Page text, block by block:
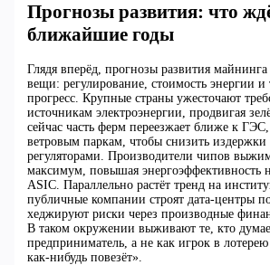
Прогнозы развития: что
ближайшие годы
Глядя вперёд, прогнозы развития
вещи: регулирование, стоимость энергии и
прогресс. Крупные страны ужесточают
источникам электроэнергии, продвигая
сейчас часть ферм переезжает ближе к
ветровым паркам, чтобы снизить издержки
регуляторами. Производители чипов
максимум, повышая энергоэффективность
ASIC. Параллельно растёт тренд на
публичные компании строят дата-центры
хеджируют риски через производные
В таком окружении выживают те, кто
предприниматель, а не как игрок в
как-нибудь повезёт».